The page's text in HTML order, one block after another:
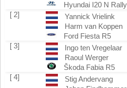
Hyundai I20 N
[ 2]
Yannick Vrielink
Harm van Koppen
Ford Fiesta R5
[ 3]
Ingo ten Vregelaar
Raoul Werger
Škoda Fabia R5
[ 4]
Stig Andervang